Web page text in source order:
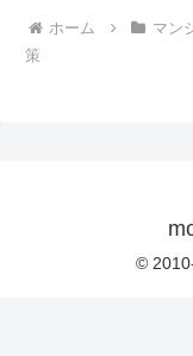
ホーム マン
策
©